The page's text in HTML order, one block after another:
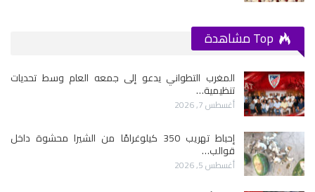
المغرب التطواني يدعو إلى جمعه العام وسط تحديات
تنظيمية…
أغسطس 7, 2026
إحباط تهريب 350 كيلوغرامًا من الشيرا محشوة داخل
قوالب…
أغسطس 5, 2026